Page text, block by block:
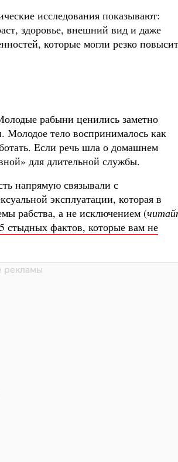
исследования показывают:
здоровье, внешний вид и даже
которые могли резко
рабыни ценились заметно
тело воспринималось как
Если речь шла о домашнем
для длительной службы.
напрямую связывали с
эксплуатации, которая в
рабства, а не исключением (
фактов, которые вам не